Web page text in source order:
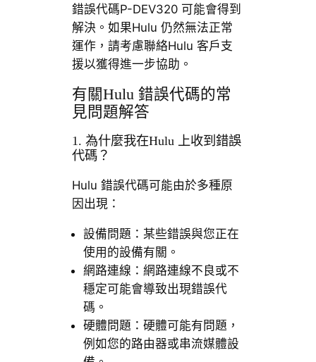
錯誤代碼P-DEV320 可能會得到
解決。如果Hulu 仍然無法正常
運作，請考慮聯絡Hulu 客戶支
援以獲得進一步協助。
有關Hulu 錯誤代碼的常
見問題解答
1. 為什麼我在Hulu 上收到錯誤
代碼？
Hulu 錯誤代碼可能由於多種原
因出現：
設備問題：某些錯誤與您正在
使用的設備有關。
網路連線：網路連線不良或不
穩定可能會導致出現錯誤代
碼。
硬體問題：硬體可能有問題，
例如您的路由器或串流媒體設